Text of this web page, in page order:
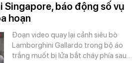
Singapore, báo động số vụ
hoạn
Đoạn video quay lại cảnh siêu bò
Lamborghini Gallardo trong bộ áo
trắng muốt bị lửa bắt cháy phía sau…